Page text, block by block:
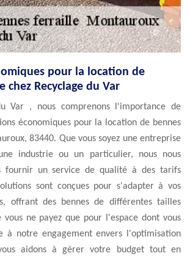
pour la location de
chez Recyclage du Var
Var , nous comprenons l'importance de
économiques pour la location de bennes
83440. Que vous soyez une entreprise
industrie ou un particulier, nous nous
fournir un service de qualité à des tarifs
sont conçues pour s'adapter à vos
offrant des bennes de différentes tailles
vous ne payez que pour l'espace dont vous
à notre engagement envers l'optimisation
aidons à gérer votre budget tout en